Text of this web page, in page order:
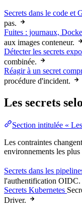
Secrets dans le code et
pas.
Fuites : journaux,
aux images conteneur.
Détecter les secrets
combinée.
Réagir à un secret
procédure d'incident.
Les secrets
Section intitulée «
Les contraintes
environnements les plus
Secrets dans les
l'authentification OIDC.
Secrets Kubernetes
Driver.